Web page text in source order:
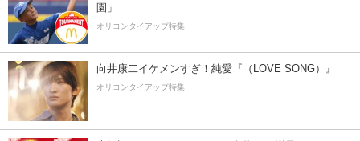
園」
オリコンタイアップ特集
向井康二イケメンすぎ！純愛『（LOVE SONG）』
オリコンタイアップ特集